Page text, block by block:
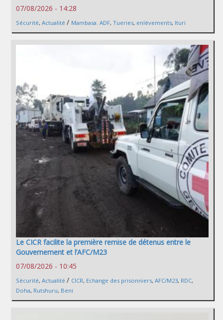
07/08/2026 - 14:28
Sécurité, Actualité / Mambasa. ADF, Tueries, enlèvements, Ituri
Le CICR facilite la première remise de détenus entre le
Gouvernement et l’AFC/M23
07/08/2026 - 10:45
Sécurité, Actualité / CICR, Echange des prisonniers, AFC/M23, RDC,
Doha, Rutshuru, Beni